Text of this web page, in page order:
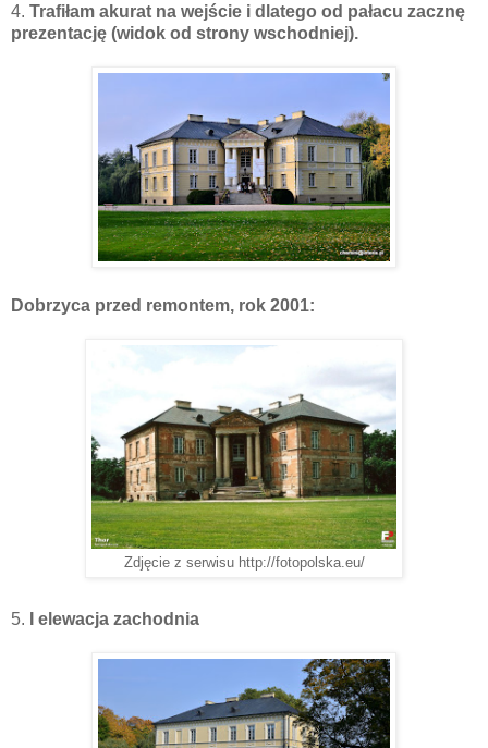
4. Trafiłam akurat na wejście i dlatego od pałacu zacznę
prezentację (widok od strony wschodniej).
Dobrzyca przed remontem, rok 2001:
Zdjęcie z serwisu http://fotopolska.eu/
5. I elewacja zachodnia